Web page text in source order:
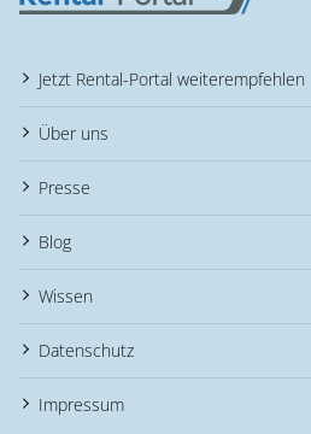
Jetzt Rental-Portal weiterempfehlen
Über uns
Presse
Blog
Wissen
Datenschutz
Impressum